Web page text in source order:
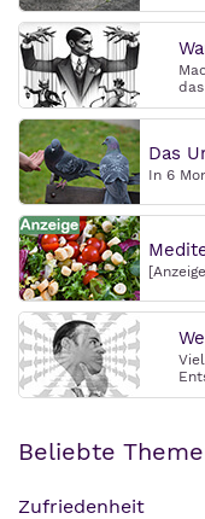
Das
In 6
Beliebte
Zufriedenheit